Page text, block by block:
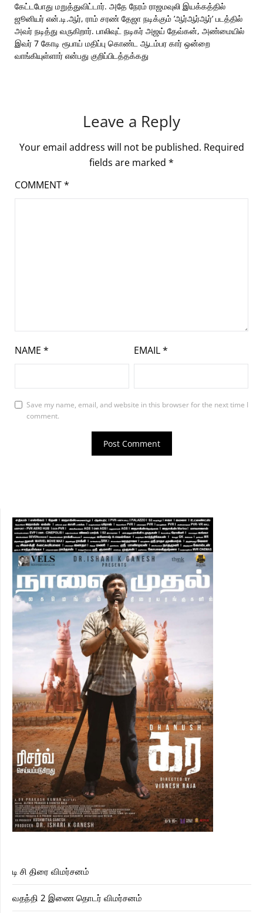
கேட்டபோது மறுத்துவிட்டார். அதே நேரம் ராஜமவுலி இயக்கத்தில்
ஜூனியர் என்.டி.ஆர், ராம் சரண் தேஜா நடிக்கும் ’ஆர்ஆர்ஆர்’ படத்தில்
அவர் நடித்து வருகிறார். பாலிவுட் நடிகர் அஜய் தேவ்கன், அண்மையில்
இவர் 7 கோடி ரூபாய் மதிப்பு கொண்ட ஆடம்பர கார் ஒன்றை
வாங்கியுள்ளார் என்பது குறிப்பிடத்தக்கது
Leave a Reply
Your email address will not be published. Required
fields are marked *
COMMENT*
NAME * EMAIL*
Save my name, email, and website in this browser for the next time I
comment.
டி சி திரை விமர்சனம்
வதந்தி 2 இணை தொடர் விமர்சனம்